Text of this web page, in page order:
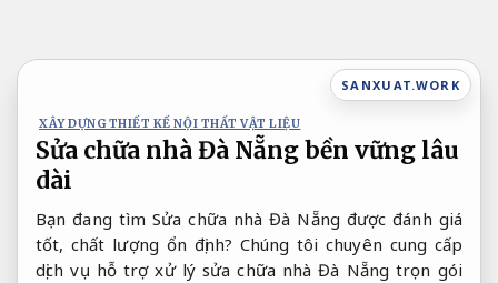
nội
SANXUAT.WORK
XÂY DỰNG THIẾT KẾ NỘI THẤT VẬT LIỆU
Sửa chữa nhà Đà Nẵng bền vững lâu
dài
Bạn đang tìm Sửa chữa nhà Đà Nẵng được đánh giá
tốt, chất lượng ổn định? Chúng tôi chuyên cung cấp
dịch vụ hỗ trợ xử lý sửa chữa nhà Đà Nẵng trọn gói